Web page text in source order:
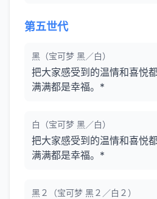
第五世代
黑（宝可梦 黑／白）
把大家感受到的温情和喜悦
满满都是幸福。*
白（宝可梦 黑／白）
把大家感受到的温情和喜悦
满满都是幸福。*
黑２（宝可梦 黑２／白２）